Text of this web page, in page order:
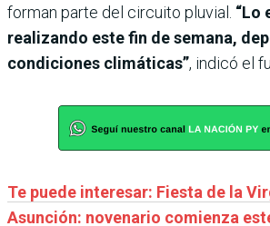
forman parte del circuito pluvial. “Lo
realizando este fin de semana,
condiciones climáticas”, indicó el
Te puede interesar: Fiesta de la
Asunción: novenario comienza